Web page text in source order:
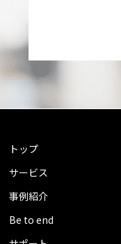
トップ
サービス
事例紹介
Be to end